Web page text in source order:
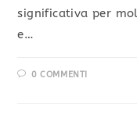
significativa per
e…
0 COMMENTI